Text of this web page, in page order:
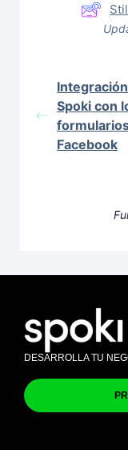
Spoki con
Facebook
DESARROLLA TU